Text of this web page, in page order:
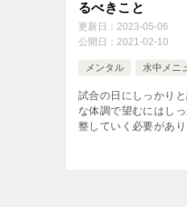
るべきこと
更新日： 2023-05-06
公開日： 2021-02-10
メンタル 水中メニ
試合の日にしっかり
な体調で望むにはし
整していく必要があ
満足した結果を出す
全な状態にしていき